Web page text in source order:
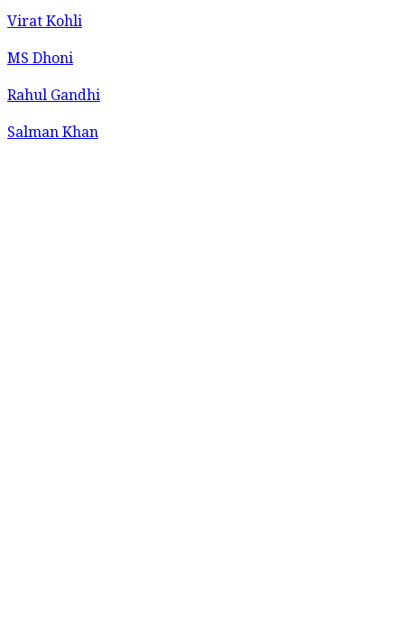
Virat Kohli
MS Dhoni
Rahul Gandhi
Salman Khan